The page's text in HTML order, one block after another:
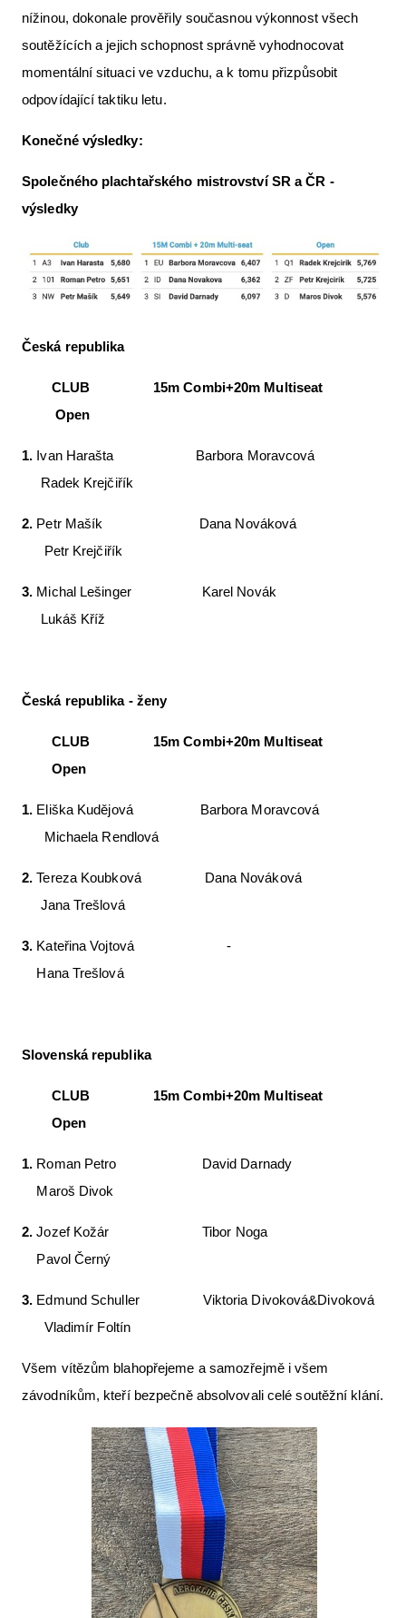
nížinou, dokonale prověřily současnou výkonnost všech
soutěžících a jejich schopnost správně vyhodnocovat
momentální situaci ve vzduchu, a k tomu přizpůsobit
odpovídající taktiku letu.
Konečné výsledky:
Společného plachtařského mistrovství SR a ČR -
výsledky
Česká republika
CLUB 15m Combi+20m Multiseat
Open
1. Ivan Harašta Barbora Moravcová
Radek Krejčiřík
2. Petr Mašík Dana Nováková
Petr Krejčiřík
3. Michal Lešinger Karel Novák
Lukáš Kříž
Česká republika - ženy
CLUB 15m Combi+20m Multiseat
Open
1. Eliška Kudějová Barbora Moravcová
Michaela Rendlová
2. Tereza Koubková Dana Nováková
Jana Trešlová
3. Kateřina Vojtová -
Hana Trešlová
Slovenská republika
CLUB 15m Combi+20m Multiseat
Open
1. Roman Petro David Darnady
Maroš Divok
2. Jozef Kožár Tibor Noga
Pavol Černý
3. Edmund Schuller Viktoria Divoková&Divoková
Vladimír Foltín
Všem vítězům blahopřejeme a samozřejmě i všem
závodníkům, kteří bezpečně absolvovali celé soutěžní klání.